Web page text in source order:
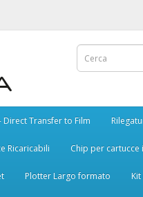
Direct Transfer to Film
Ricaricabili Chip per cartucce
Plotter Largo formato